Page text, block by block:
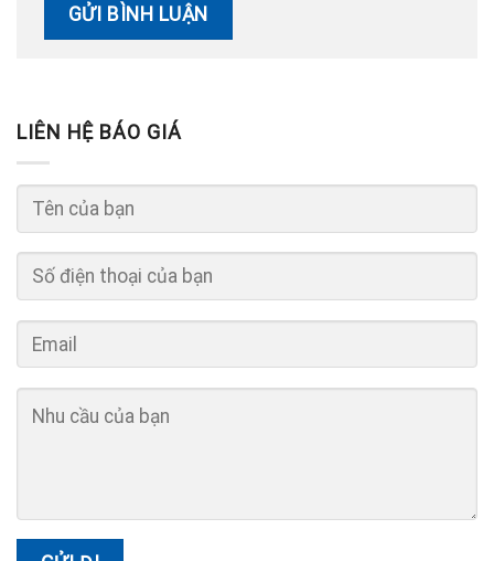
LIÊN HỆ BÁO GIÁ